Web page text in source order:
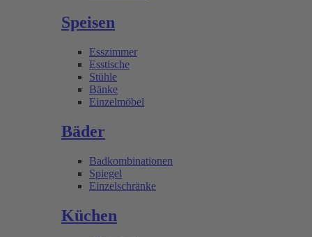
Speisen
Esszimmer
Esstische
Stühle
Bänke
Einzelmöbel
Bäder
Badkombinationen
Spiegel
Einzelschränke
Küchen